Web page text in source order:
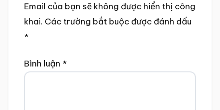
Email của bạn sẽ không được hiển thị công
khai. Các trường bắt buộc được đánh dấu
*
Bình luận *